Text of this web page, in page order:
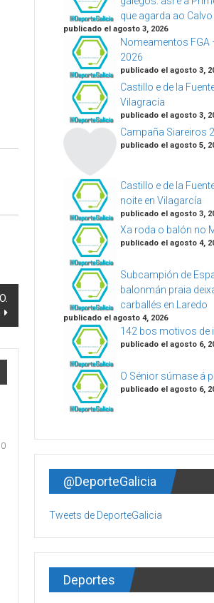
0
que agarda ao Calvo
publicado el agosto 3, 2026
Nomeamentos FGA
2026
publicado el agosto 3,
Castillo e de la
Vilagracía
publicado el agosto 3,
Campaña Siareiros
publicado el agosto 5,
Castillo e de la
noite en Vilagarcía
publicado el agosto 3,
Xa roda o balón no
publicado el agosto 4,
Subcampión de
balonmán praia
carballés en Laredo
publicado el agosto 4, 2026
142 bos motivos de
publicado el agosto 6,
O Sénior súmase á
publicado el agosto 6,
@DeporteGalicia
Tweets de DeporteGalicia
Deportes